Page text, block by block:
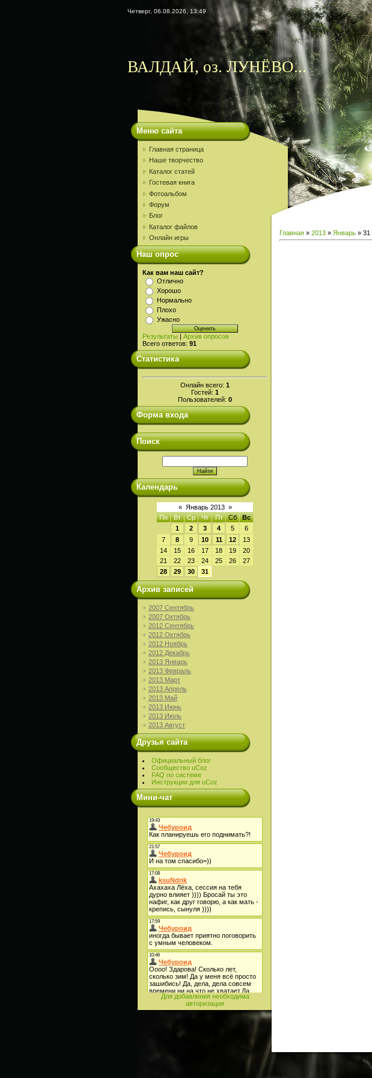
Четверг, 06.08.2026, 13:49
ВАЛДАЙ, оз. ЛУНЁВО...
Меню сайта
Главная страница
Наше творчество
Каталог статей
Гостевая книга
Фотоальбом
Форум
Блог
Каталог файлов
Онлайн игры
Наш опрос
Как вам наш сайт?
Отлично
Хорошо
Нормально
Плохо
Ужасно
Результаты | Архив опросов
Всего ответов: 91
Статистика
Онлайн всего: 1
Гостей: 1
Пользователей: 0
Форма входа
Поиск
Календарь
« Январь 2013 »
Пн
Вт Ср Чт Пт Сб
Вс
1
2 3 4 5
6
7
8 9 10 11 12
13
14
15 16 17 18 19
20
21
22 23 24 25 26
27
28
29 30 31
Архив записей
2007 Сентябрь
2007 Октябрь
2012 Сентябрь
2012 Октябрь
2012 Ноябрь
2012 Декабрь
2013 Январь
2013 Февраль
2013 Март
2013 Апрель
2013 Май
2013 Июнь
2013 Июль
2013 Август
Друзья сайта
Официальный блог
Сообщество uCoz
FAQ по системе
Инструкции для uCoz
Мини-чат
Для добавления необходима
авторизация
Главная » 2013 » Январь » 31